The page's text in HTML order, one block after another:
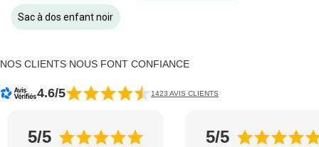
Sac à dos enfant noir
NOS CLIENTS NOUS FONT CONFIANCE
4.6/5 1423 AVIS CLIENTS
5/5 5/5